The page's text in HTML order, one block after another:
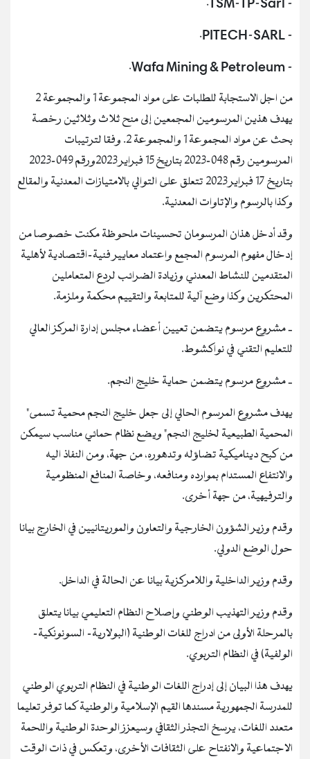
- TSM-TP-Sarl.
- PITECH-SARL.
- Wafa Mining & Petroleum.
من اجل الاستجابة للطلبات على مواد المجموعة 1 والمجموعة 2
يهدف هذين المرسومين المجمعين إلى منح ثلاث وثلاثين رخصة
بحث عن مواد المجموعة 1 والمجموعة 2. وفقا لترتيبات
المرسومين رقم 048-2023 بتاريخ 15 فبراير 2023ورقم 049-2023
بتاريخ 17 فبراير 2023 تتعلق على التوالي بالامتيازات المعدنية والمقالع
وكذا بالرسوم والإتاوات المعدنية.
وقد أدخل هذان المرسومان تحسينات ملحوظة مكنت خصوصا من
إدخال مفهوم المرسوم المجمع واعتماد معايير فنية-اقتصادية لأهلية
المتقدمين للنشاط المعدني وزيادة الضرائب لردع المتعاملين
المحتكرين وكذا وضع آلية للمتابعة والتقييم محكمة وملزمة.
‐ مشروع مرسوم يتضمن تعيين أعضاء مجلس إدارة المركز العالي
للتعليم التقني في نواكشوط.
‐ مشروع مرسوم يتضمن حماية خليج النجم.
يهدف مشروع المرسوم الحالي إلى جعل خليج النجم محمية تسمى"
المحمية الطبيعية لخليج النجم" ويضع نظام حمائي مناسب سيمكن
من كبح ديناميكية تضاؤله وتدهوره، من جهة، ومن النفاذ اليه
والانتفاع المستدام بموارده ومنافعه، وخاصة المنافع المنظومية
والترفيهية، من جهة أخرى.
وقدم وزير الشؤون الخارجية والتعاون والموريتانيين في الخارج بيانا
حول الوضع الدولي.
وقدم وزير الداخلية واللامركزية بيانا عن الحالة في الداخل.
وقدم وزير التهذيب الوطني وإصلاح النظام التعليمي بيانا يتعلق
بالمرحلة الأولى من ادراج للغات الوطنية (البولارية- السونونكية-
الولفية) في النظام التربوي.
يهدف هذا البيان إلى إدراج اللغات الوطنية في النظام التربوي الوطني
للمدرسة الجمهورية مسندها القيم الإسلامية والوطنية كما توفر تعليما
متعدد اللغات، يرسخ التجذر الثقافي وسيعزز الوحدة الوطنية واللحمة
الاجتماعية والانفتاح على الثقافات الأخرى، وتعكس في ذات الوقت